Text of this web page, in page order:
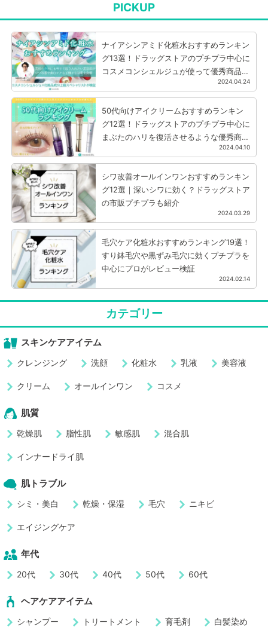
PICKUP
ナイアシンアミド化粧水おすすめランキン
グ13選！ドラッグストアのプチプラ中心に
コスメコンシェルジュが使って優秀商品を
2024.04.24
50代向けアイクリームおすすめランキン
グ12選！ドラッグストアのプチプラ中心に
まぶたのハリを復活させるような優秀商品
2024.04.10
シワ改善オールインワンおすすめランキン
グ12選｜深いシワに効く？ドラッグストア
の市販プチプラも紹介
2024.03.29
毛穴ケア化粧水おすすめランキング19選！
すり鉢毛穴や黒ずみ毛穴に効くプチプラを
中心にプロがレビュー検証
2024.02.14
カテゴリー
スキンケアアイテム
クレンジング 洗顔 化粧水 乳液 美容液
クリーム オールインワン コスメ
肌質
乾燥肌 脂性肌 敏感肌 混合肌
インナードライ肌
肌トラブル
シミ・美白 乾燥・保湿 毛穴 ニキビ
エイジングケア
年代
20代 30代 40代 50代 60代
ヘアケアアイテム
シャンプー トリートメント 育毛剤 白髪染め